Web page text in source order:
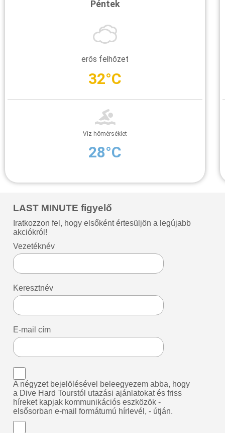
Péntek
erős felhőzet
32°C
Víz hőmérséklet
28°C
LAST MINUTE figyelő
Iratkozzon fel, hogy elsőként értesüljön a legújabb
akciókról!
Vezetéknév
Keresztnév
E-mail cím
A négyzet bejelölésével beleegyezem abba, hogy
a Dive Hard Tourstól utazási ajánlatokat és friss
híreket kapjak kommunikációs eszközök -
elsősorban e-mail formátumú hírlevél, - útján.